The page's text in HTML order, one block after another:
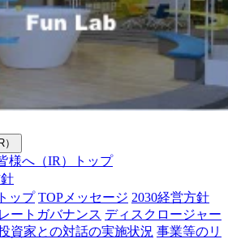
様へ（IR）トップ
ップ TOPメッセージ 2030経営方針
ートガバナンス ディスクロージャー
資家との対話の実施状況 事業等のリ